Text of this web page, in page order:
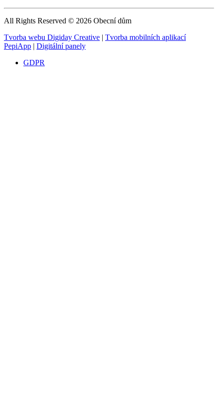
All Rights Reserved © 2026 Obecní dům
Tvorba webu Digiday Creative | Tvorba mobilních aplikací
PepiApp | Digitální panely
GDPR